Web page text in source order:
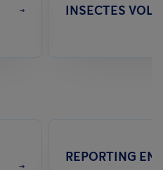
INSECTES
REPORTING EN